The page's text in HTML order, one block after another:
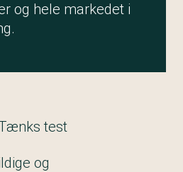
og hele markedet i
test
og